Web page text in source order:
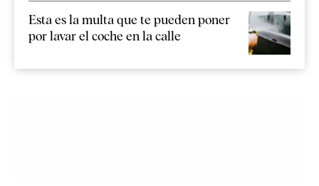
Esta es la multa que te pueden poner
por lavar el coche en la calle